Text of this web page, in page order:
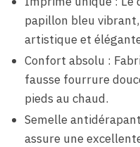
papillon bleu
artistique et
Confort absolu :
fausse fourrure
pieds au chaud.
Semelle
assure une